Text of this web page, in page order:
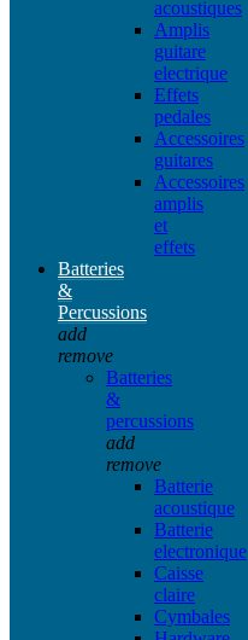
acoustiques
Amplis
guitare
electrique
Effets
pedales
Accessoires
guitares
Accessoires
amplis
et
effets
Batteries
&
Percussions
add
remove
Batteries
&
percussions
add
remove
Batterie
acoustique
Batterie
electronique
Caisse
claire
Cymbales